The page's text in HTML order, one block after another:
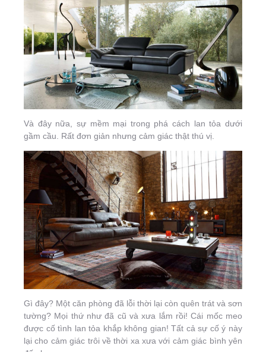
Và đây nữa, sự mềm mại trong phá cách lan tỏa dưới
gầm cầu. Rất đơn giản nhưng cảm giác thật thú vị.
Gì đây? Một căn phòng đã lỗi thời lại còn quên trát và sơn
tường? Mọi thứ như đã cũ và xưa lắm rồi! Cái mốc meo
được cố tình lan tỏa khắp không gian! Tất cả sự cố ý này
lại cho cảm giác trôi về thời xa xưa với cảm giác bình yên